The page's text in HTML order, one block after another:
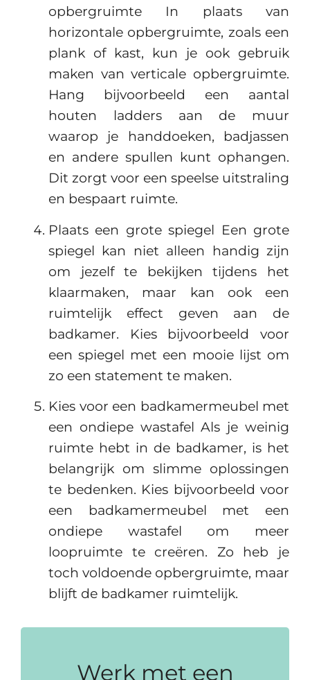
opbergruimte In plaats van
horizontale opbergruimte, zoals een
plank of kast, kun je ook gebruik
maken van verticale opbergruimte.
Hang bijvoorbeeld een aantal
houten ladders aan de muur
waarop je handdoeken, badjassen
en andere spullen kunt ophangen.
Dit zorgt voor een speelse uitstraling
en bespaart ruimte.
Plaats een grote spiegel Een grote
spiegel kan niet alleen handig zijn
om jezelf te bekijken tijdens het
klaarmaken, maar kan ook een
ruimtelijk effect geven aan de
badkamer. Kies bijvoorbeeld voor
een spiegel met een mooie lijst om
zo een statement te maken.
Kies voor een badkamermeubel met
een ondiepe wastafel Als je weinig
ruimte hebt in de badkamer, is het
belangrijk om slimme oplossingen
te bedenken. Kies bijvoorbeeld voor
een badkamermeubel met een
ondiepe wastafel om meer
loopruimte te creëren. Zo heb je
toch voldoende opbergruimte, maar
blijft de badkamer ruimtelijk.
Werk met een